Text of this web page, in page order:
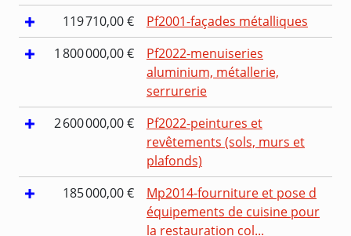
119 710,00 €
Pf2001-façades métalliques
1 800 000,00 €
Pf2022-menuiseries
aluminium, métallerie,
serrurerie
2 600 000,00 €
Pf2022-peintures et
revêtements (sols, murs et
plafonds)
185 000,00 €
Mp2014-fourniture et pose d
équipements de cuisine pour
la restauration col...